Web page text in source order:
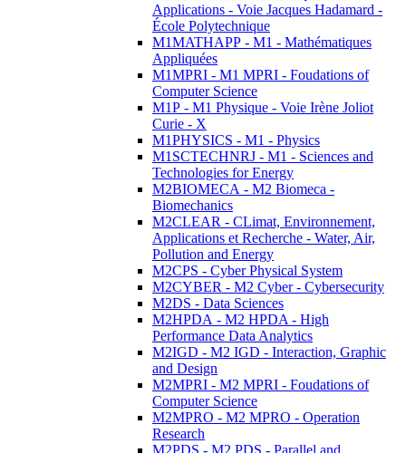
Applications - Voie Jacques Hadamard -
École Polytechnique
M1MATHAPP - M1 - Mathématiques
Appliquées
M1MPRI - M1 MPRI - Foudations of
Computer Science
M1P - M1 Physique - Voie Irène Joliot
Curie - X
M1PHYSICS - M1 - Physics
M1SCTECHNRJ - M1 - Sciences and
Technologies for Energy
M2BIOMECA - M2 Biomeca -
Biomechanics
M2CLEAR - CLimat, Environnement,
Applications et Recherche - Water, Air,
Pollution and Energy
M2CPS - Cyber Physical System
M2CYBER - M2 Cyber - Cybersecurity
M2DS - Data Sciences
M2HPDA - M2 HPDA - High
Performance Data Analytics
M2IGD - M2 IGD - Interaction, Graphic
and Design
M2MPRI - M2 MPRI - Foudations of
Computer Science
M2MPRO - M2 MPRO - Operation
Research
M2PDS - M2 PDS - Parallel and